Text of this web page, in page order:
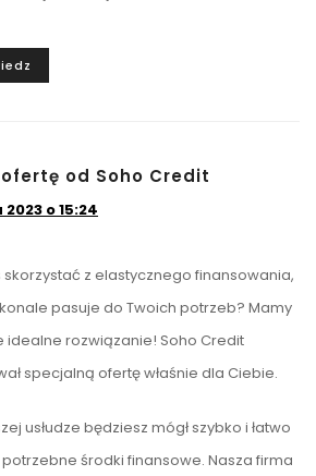
od Soho Credit
o 15:24
skorzystać z elastycznego finansowania,
pasuje do Twoich potrzeb? Mamy
idealne rozwiązanie! Soho Credit
specjalną ofertę właśnie dla Ciebie.
usłudze będziesz mógł szybko i łatwo
środki finansowe. Nasza firma